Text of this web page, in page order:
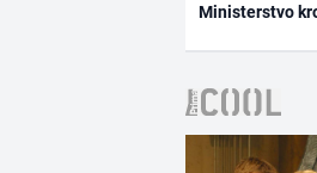
Ministerstvo